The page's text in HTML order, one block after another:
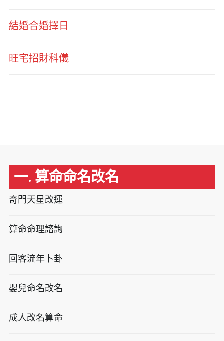
結婚合婚擇日
旺宅招財科儀
一. 算命命名改名
奇門天星改運
算命命理諮詢
回客流年卜卦
嬰兒命名改名
成人改名算命